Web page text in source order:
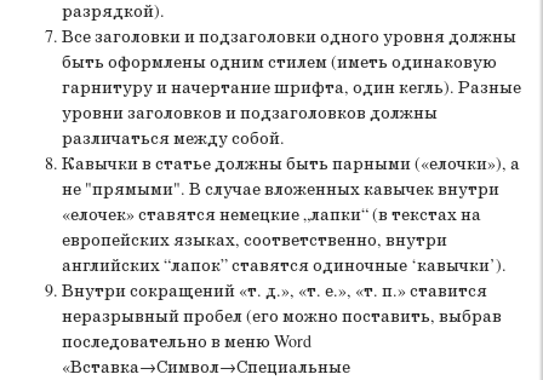
разрядкой).
Все заголовки и подзаголовки одного уровня должны
быть оформлены одним стилем (иметь одинаковую
гарнитуру и начертание шрифта, один кегль). Разные
уровни заголовков и подзаголовков должны
различаться между собой.
Кавычки в статье должны быть парными («елочки»), а
не "прямыми". В случае вложенных кавычек внутри
«елочек» ставятся немецкие „лапки“ (в текстах на
европейских языках, соответственно, внутри
английских “лапок” ставятся одиночные ‘кавычки’).
Внутри сокращений «т. д.», «т. е.», «т. п.» ставится
неразрывный пробел (его можно поставить, выбрав
последовательно в меню Word
«Вставка→Символ→Специальные